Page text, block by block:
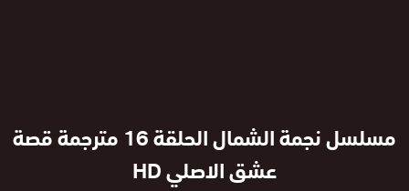
مسلسل نجمة الشمال الحلقة 16 مترجمة قصة
عشق الاصلي HD